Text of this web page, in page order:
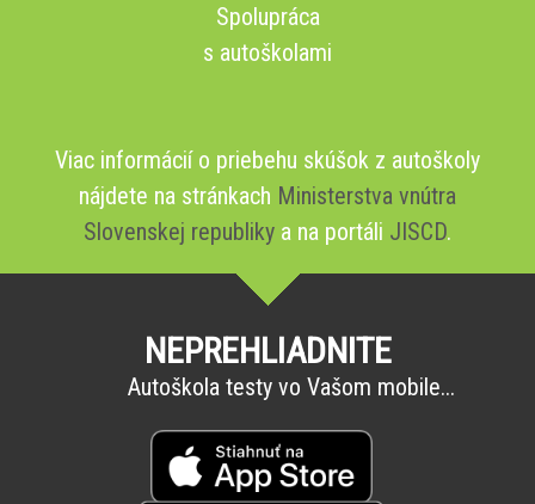
Spolupráca
s autoškolami
Viac informácií o priebehu skúšok z autoškoly
nájdete na stránkach Ministerstva vnútra
Slovenskej republiky a na portáli JISCD.
NEPREHLIADNITE
Autoškola testy vo Vašom mobile...